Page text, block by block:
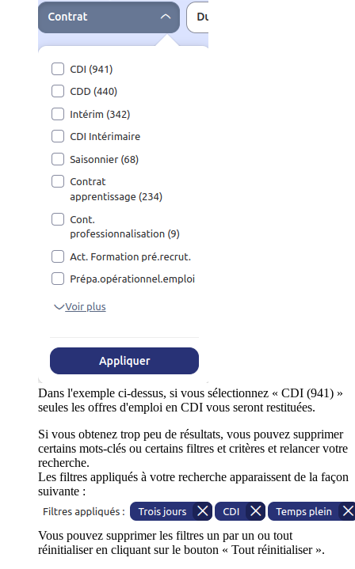
Dans l'exemple ci-dessus, si vous sélectionnez « CDI (941) »
seules les offres d'emploi en CDI vous seront restituées.
Si vous obtenez trop peu de résultats, vous pouvez supprimer
certains mots-clés ou certains filtres et critères et relancer votre
recherche.
Les filtres appliqués à votre recherche apparaissent de la façon
suivante :
Vous pouvez supprimer les filtres un par un ou tout
réinitialiser en cliquant sur le bouton « Tout réinitialiser ».